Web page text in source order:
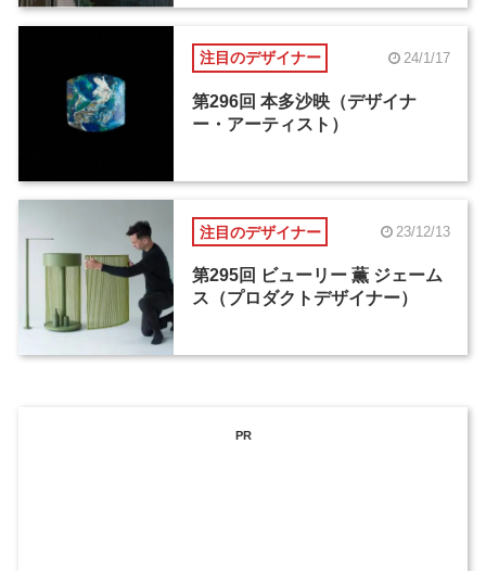
注目のデザイナー 24/1/17
第296回 本多沙映（デザイナ
ー・アーティスト）
注目のデザイナー 23/12/13
第295回 ビューリー 薫 ジェーム
ス（プロダクトデザイナー）
PR